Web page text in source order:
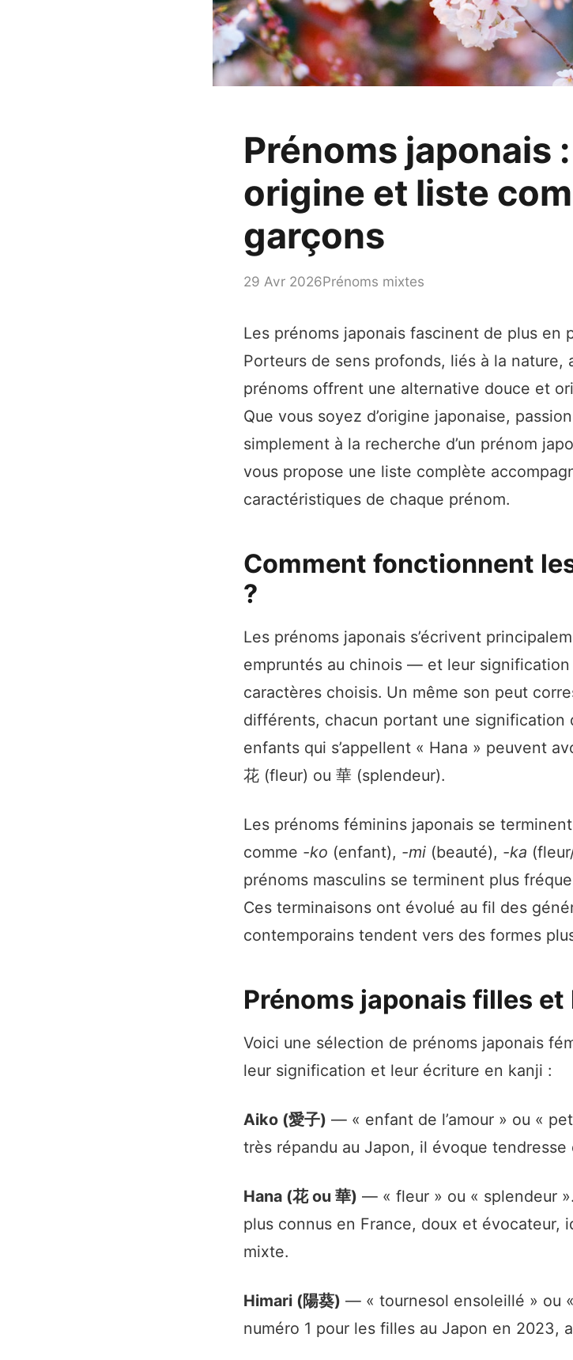
Prénoms japonais
origine et liste
garçons
29 Avr 2026Prénoms mixtes
Les prénoms japonais fascinent de plus en
Porteurs de sens profonds, liés à la nature,
prénoms offrent une alternative douce et
Que vous soyez d’origine japonaise,
simplement à la recherche d’un prénom
vous propose une liste complète
caractéristiques de chaque prénom.
Comment fonctionnent
?
Les prénoms japonais s’écrivent
empruntés au chinois — et leur
caractères choisis. Un même son peut
différents, chacun portant une signification
enfants qui s’appellent « Hana » peuvent
花 (fleur) ou 華 (splendeur).
Les prénoms féminins japonais se
comme -ko (enfant), -mi (beauté), -ka
prénoms masculins se terminent plus
Ces terminaisons ont évolué au fil des
contemporains tendent vers des formes
Prénoms japonais filles
Voici une sélection de prénoms japonais
leur signification et leur écriture en kanji :
Aiko (愛子) — « enfant de l’amour » ou «
très répandu au Japon, il évoque
Hana (花 ou 華) — « fleur » ou « splendeur
plus connus en France, doux et évocateur,
mixte.
Himari (陽葵) — « tournesol ensoleillé » ou
numéro 1 pour les filles au Japon en 2023,